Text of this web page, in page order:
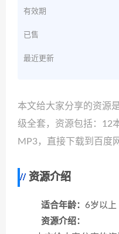
有效期
已售
最近更新
本文给大家分享的资源
级全套，资源包括：12
MP3，直接下载到百度
资源介绍
适合年龄： 6岁以上
资源介绍：